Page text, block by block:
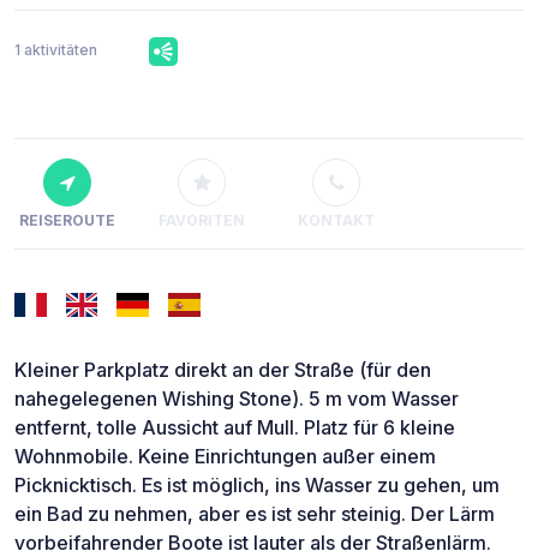
1 aktivitäten
REISEROUTE FAVORITEN KONTAKT
Kleiner Parkplatz direkt an der Straße (für den
nahegelegenen Wishing Stone). 5 m vom Wasser
entfernt, tolle Aussicht auf Mull. Platz für 6 kleine
Wohnmobile. Keine Einrichtungen außer einem
Picknicktisch. Es ist möglich, ins Wasser zu gehen, um
ein Bad zu nehmen, aber es ist sehr steinig. Der Lärm
vorbeifahrender Boote ist lauter als der Straßenlärm.